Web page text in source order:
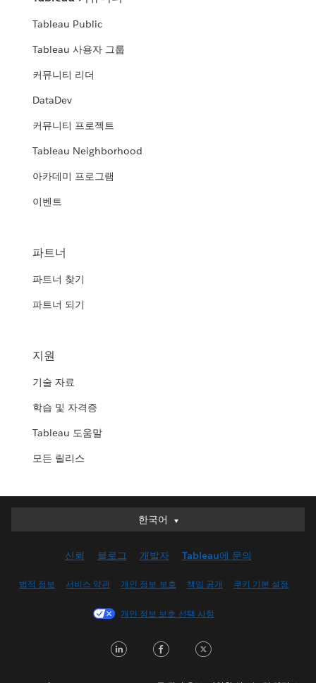
Tableau Public
Tableau 사용자 그룹
커뮤니티 리더
DataDev
커뮤니티 프로젝트
Tableau Neighborhood
아카데미 프로그램
이벤트
파트너
파트너 찾기
파트너 되기
지원
기술 자료
학습 및 자격증
Tableau 도움말
모든 릴리스
한국어
한국어
English (UK)
Français (Canada)
Italiano
신뢰 블로그 개발자 Tableau에 문의
법적 정보 서비스 약관 개인 정보 보호 책임 공개 쿠키 기본 설정
개인 정보 보호 선택 사항
LinkedInFacebook